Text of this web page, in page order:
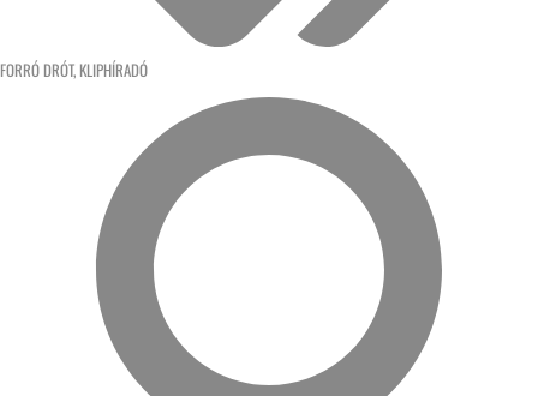
FORRÓ DRÓT, KLIPHÍRADÓ